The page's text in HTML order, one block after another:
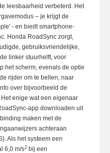
leesbaarheid verbeterd. Het
– je krijgt de
- en biedt smartphone-
Honda RoadSync zorgt,
gebruiksvriendelijke,
linker stuurhelft, voor
het scherm, evenals de optie
rijder om te bellen, naar
over bijvoorbeeld de
enige wat een eigenaar
app downloaden uit
maken met de
achteraan
Als het systeem een
6,0 m/s2 bij een